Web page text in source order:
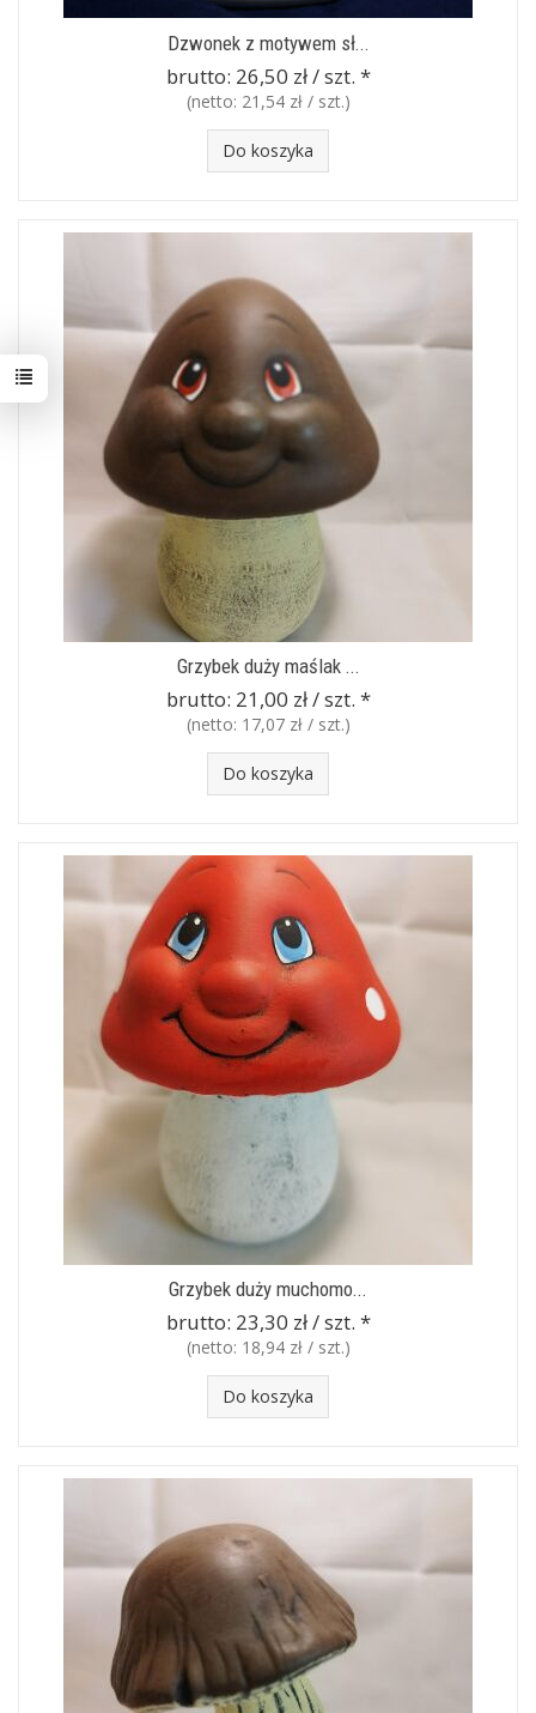
Dzwonek z motywem sł...
brutto: 26,50 zł / szt. *
(netto: 21,54 zł / szt.)
Do koszyka
Grzybek duży maślak ...
brutto: 21,00 zł / szt. *
(netto: 17,07 zł / szt.)
Do koszyka
Grzybek duży muchomo...
brutto: 23,30 zł / szt. *
(netto: 18,94 zł / szt.)
Do koszyka